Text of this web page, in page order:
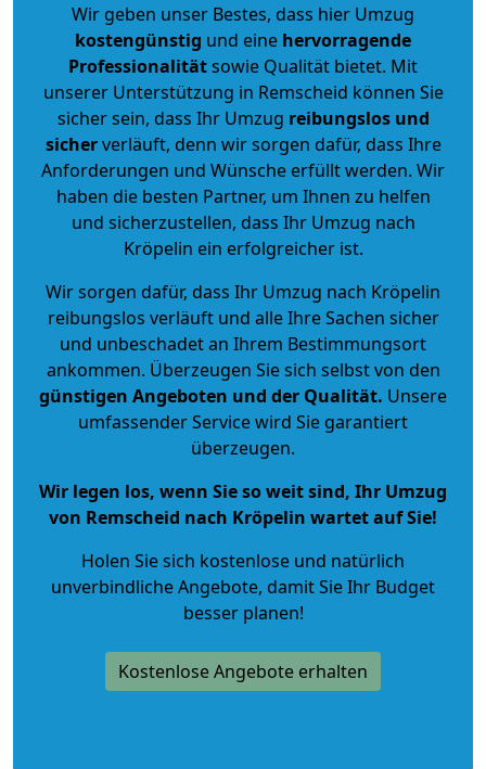
Wir geben unser Bestes, dass hier Umzug
kostengünstig und eine hervorragende
Professionalitätsowie Qualität bietet. Mit
unserer Unterstützung in Remscheid können Sie
sicher sein, dass Ihr Umzug reibungslos und
sicherverläuft, denn wir sorgen dafür, dass Ihre
Anforderungen und Wünsche erfüllt werden. Wir
haben die besten Partner, um Ihnen zu helfen
und sicherzustellen, dass Ihr Umzug nach
Kröpelin ein erfolgreicher ist.
Wir sorgen dafür, dass Ihr Umzug nach Kröpelin
reibungslos verläuft und alle Ihre Sachen sicher
und unbeschadet an Ihrem Bestimmungsort
ankommen. Überzeugen Sie sich selbst von den
günstigen Angeboten und der Qualität. Unsere
umfassender Service wird Sie garantiert
überzeugen.
Wir legen los, wenn Sie so weit sind, Ihr Umzug
von Remscheid nach Kröpelin wartet auf Sie!
Holen Sie sich kostenlose und natürlich
unverbindliche Angebote, damit Sie Ihr Budget
besser planen!
Kostenlose Angebote erhalten